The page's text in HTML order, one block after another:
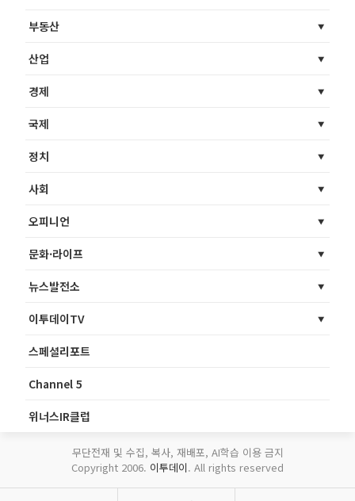
부동산
산업
경제
국제
정치
사회
오피니언
문화·라이프
뉴스발전소
이투데이TV
스페셜리포트
Channel 5
위너스IR클럽
무단전재 및 수집, 복사, 재배포, AI학습 이용 금지
Copyright 2006. 이투데이. All rights reserved